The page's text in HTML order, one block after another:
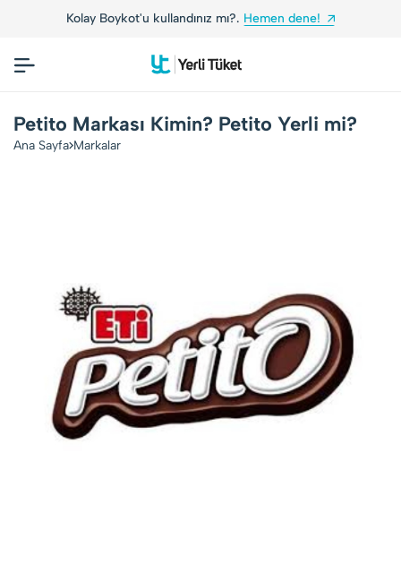
Kolay Boykot'u kullandınız mı?. Hemen dene!
Petito Markası Kimin? Petito Yerli mi?
Ana Sayfa Markalar